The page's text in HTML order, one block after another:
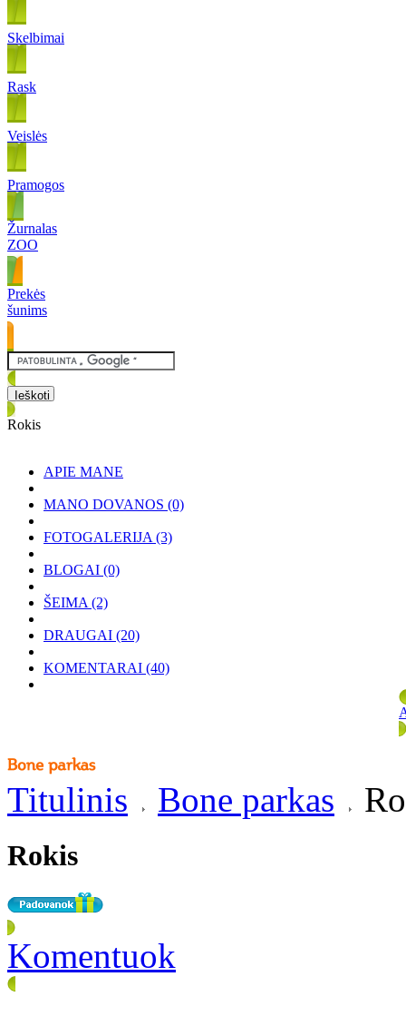
Skelbimai
Rask
Veislės
Pramogos
Žurnalas
ZOO
Prekės
šunims
Rokis
APIE MANE
MANO DOVANOS (0)
FOTOGALERIJA (3)
BLOGAI (0)
ŠEIMA (2)
DRAUGAI (20)
KOMENTARAI (40)
Titulinis Bone parkas
Rokis
Komentuok